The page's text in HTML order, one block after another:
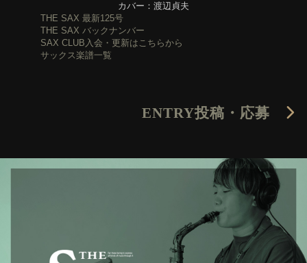
カバー：渡辺貞夫
THE SAX 最新125号
THE SAX バックナンバー
SAX CLUB入会・更新はこちらから
サックス楽譜一覧
ENTRY投稿・応募